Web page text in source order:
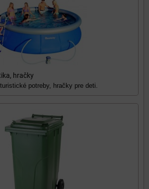
hračky
potreby, hračky pre deti.